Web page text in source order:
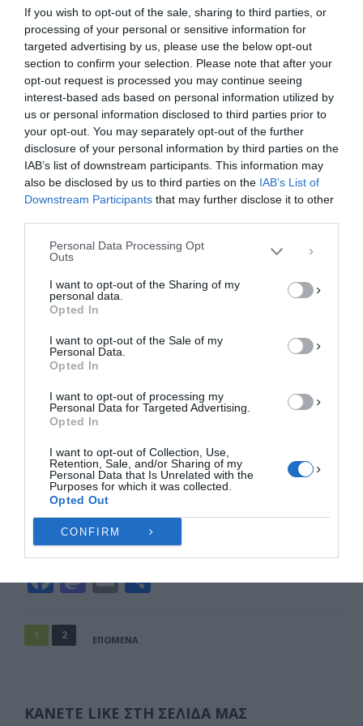
If you wish to opt-out of the sale, sharing to third parties, or
processing of your personal or sensitive information for
targeted advertising by us, please use the below opt-out
section to confirm your selection. Please note that after your
opt-out request is processed you may continue seeing
interest-based ads based on personal information utilized by
us or personal information disclosed to third parties prior to
your opt-out. You may separately opt-out of the further
disclosure of your personal information by third parties on the
IAB’s list of downstream participants. This information may
also be disclosed by us to third parties on the IAB’s List of
Downstream Participants that may further disclose it to other
Personal Data Processing Opt
Outs
I want to opt-out of the Sharing of my
personal data.
Opted In
I want to opt-out of the Sale of my
Personal Data.
Opted In
I want to opt-out of processing my
Personal Data for Targeted Advertising.
Opted In
I want to opt-out of Collection, Use,
Retention, Sale, and/or Sharing of my
Personal Data that Is Unrelated with the
Purposes for which it was collected.
Opted Out
CONFIRM
Διαχείριση Συγκατάθεσης
Για να παρέχουμε την καλύτερη εμπειρία, χρησιμοποιούμε τεχνολογίες όπως
cookies για την αποθήκευση ή/και την πρόσβαση σε πληροφορίες συσκευών.
Η συγκατάθεση για τις εν λόγω τεχνολογίες θα μας επιτρέψει να
επεξεργαστούμε δεδομένα προσωπικού χαρακτήρα, όπως συμπεριφορά
συγκατάθεση ή η ανάκληση της συγκατάθεσης, μπορεί να επηρεάσει
αρνητικά ορισμένες λειτουργίες και δυνατότητες.
ΠΡΟΒΟΛΉ ΠΡΟΤΙΜΉΣΕΩΝ
Πολιτική Cookies
συνέδριο της ΚΕΔΕ στο Βόλο
Μανώλης: Προτεραιότητα μας αναβαθμισμένη
θεσμικά αυτοδιοίκηση για πιο ισχυρούς Δήμους
Στο Ετήσιο Τακτικό Συνέδριο της ΚΕΔΕ, που
διεξήχθη από 21 …
F
a
c
e
b
o
o
k
M
a
st
o
d
n
E
m
ai
l
Μ
οι
ρ
α
σ
ίτ
Η Ελασσόνα “έπαιξε” σε ΚΕΔΕ και ΕΡΤ
για το Μουσείο για την ιστορία και
τη μυθολογία του Ολύμπου, στο
ιστορικότερο κτίριο της πόλης
Η ανάρτηση της ΚΕΔΕ: Σε μουσείο για την ιστορία
και τη μυθολογία του Ολύμπου θα μετατραπεί το
ιστορικό κτίριο του …
F
c
e
o
M
st
o
E
ai
Μ
τε
Σελιδοποίηση
άρθρων
1 2 ΕΠΌΜΕΝΑ
ΚΆΝΕΤΕ LIKE ΣΤΗ ΣΕΛΊΔΑ ΜΑΣ